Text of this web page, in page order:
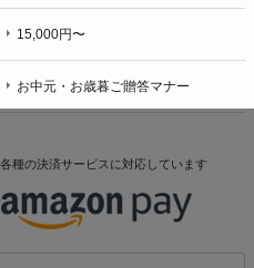
15,000円〜
お中元・お歳暮ご贈答マナー
種の決済サービスに対応しています